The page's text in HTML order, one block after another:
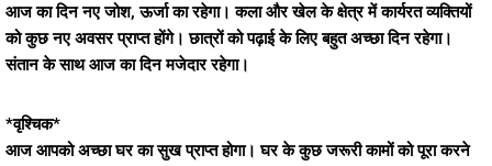
आज का दिन नए जोश, ऊर्जा का रहेगा। कला और खेल के क्षेत्र में कार्यरत व्यक्तियों
को कुछ नए अवसर प्राप्त होंगे। छात्रों को पढ़ाई के लिए बहुत अच्छा दिन रहेगा।
संतान के साथ आज का दिन मजेदार रहेगा।
*वृश्चिक*
आज आपको अच्छा घर का सुख प्राप्त होगा। घर के कुछ जरूरी कामों को पूरा करने